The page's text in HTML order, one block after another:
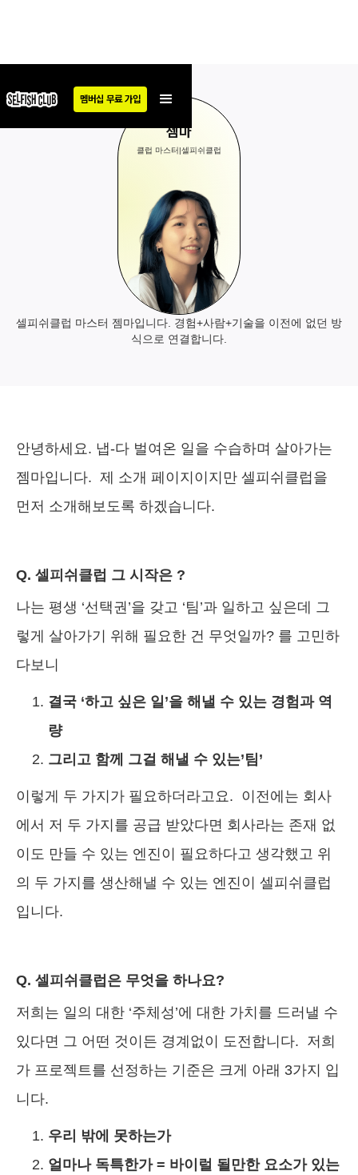
멤버십 무료 가입
젬마
클럽 마스터|셀피쉬클럽
셀피쉬클럽 마스터 젬마입니다. 경험+사람+기술을 이전에 없던 방
식으로 연결합니다.
안녕하세요. 냅-다 벌여온 일을 수습하며 살아가는
젬마입니다. 제 소개 페이지이지만 셀피쉬클럽을
먼저 소개해보도록 하겠습니다.
Q. 셀피쉬클럽 그 시작은 ?
나는 평생 ‘선택권’을 갖고 ‘팀’과 일하고 싶은데 그
렇게 살아가기 위해 필요한 건 무엇일까? 를 고민하
다보니
결국 ‘하고 싶은 일’을 해낼 수 있는 경험과 역
량
그리고 함께 그걸 해낼 수 있는’팀’
이렇게 두 가지가 필요하더라고요. 이전에는 회사
에서 저 두 가지를 공급 받았다면 회사라는 존재 없
이도 만들 수 있는 엔진이 필요하다고 생각했고 위
의 두 가지를 생산해낼 수 있는 엔진이 셀피쉬클럽
입니다.
Q. 셀피쉬클럽은 무엇을 하나요?
저희는 일의 대한 ‘주체성’에 대한 가치를 드러낼 수
있다면 그 어떤 것이든 경계없이 도전합니다. 저희
가 프로젝트를 선정하는 기준은 크게 아래 3가지 입
니다.
우리 밖에 못하는가
얼마나 독특한가 = 바이럴 될만한 요소가 있는